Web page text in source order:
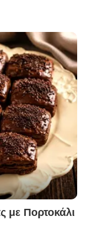
με Πορτοκάλι